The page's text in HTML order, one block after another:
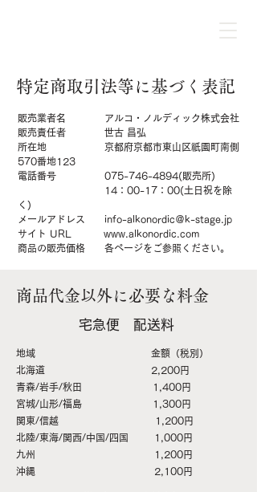
特定商取引法等に基づく表記
販売業者名 アルコ・ノルディック株式会社
販売責任者 世古 昌弘
所在地 京都府京都市東山区祇園町南側
570番地123
電話番号
075-746-4894(販売所)
14：00-17：00(土日祝を除
く)
メールアドレス info-alkonordic＠k-stage.jp
サイト URL www.alkonordic.com
商品の販売価格 各ページをご参照ください。
商品代金以外に必要な料金
宅急便 配送料
地域 金額（税別）
北海道 2,200円
青森/岩手/秋田 1,400円
宮城/山形/福島 1,300円
関東/信越 1,200円
北陸/東海/関西/中国/四国 1,000円
九州 1,200円
沖縄 2,100円